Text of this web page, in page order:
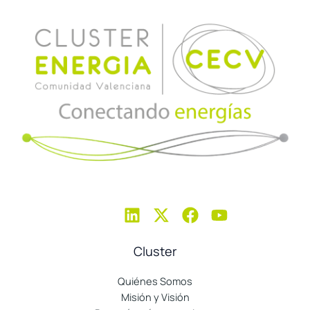
Cluster
Quiénes Somos
Misión y Visión